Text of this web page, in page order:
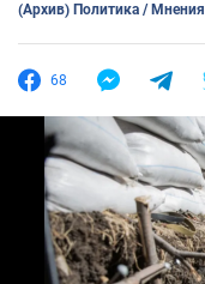
(Архив) Политика / Мнения
68